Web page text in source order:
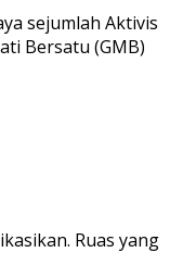
sejumlah Aktivis
Bersatu (GMB)
Ruas yang